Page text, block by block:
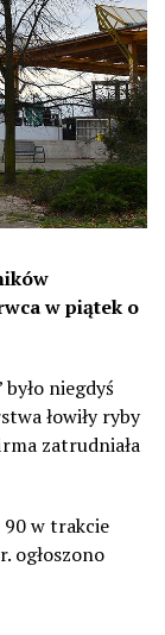
w piątek o
było niegdyś
łowiły ryby
zatrudniała
w trakcie
ogłoszono